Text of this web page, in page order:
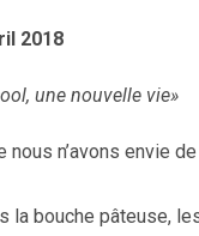
2018
une nouvelle vie»
nous n’avons envie
la bouche pâteuse,